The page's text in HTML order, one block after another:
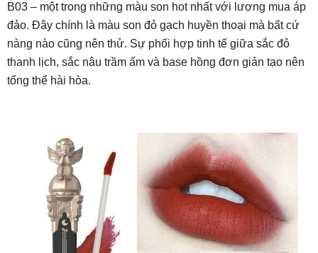
B03 – một trong những màu son hot nhất với lượng mua áp
đảo. Đây chính là màu son đỏ gạch huyền thoại mà bất cứ
nàng nào cũng nên thử. Sự phối hợp tinh tế giữa sắc đỏ
thanh lịch, sắc nâu trầm ấm và base hồng đơn giản tạo nên
tổng thể hài hòa.